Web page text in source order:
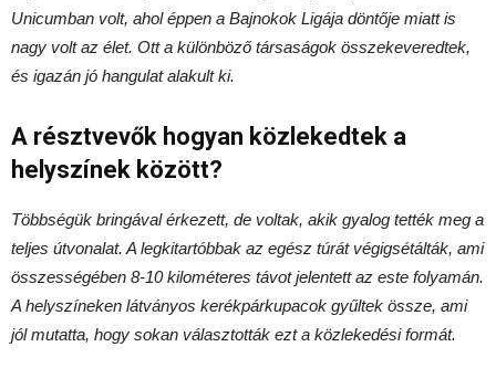
Unicumban volt, ahol éppen a Bajnokok Ligája döntője miatt is
nagy volt az élet. Ott a különböző társaságok összekeveredtek,
és igazán jó hangulat alakult ki.
A résztvevők hogyan közlekedtek a
helyszínek között?
Többségük bringával érkezett, de voltak, akik gyalog tették meg a
teljes útvonalat. A legkitartóbbak az egész túrát végigsétálták, ami
összességében 8-10 kilométeres távot jelentett az este folyamán.
A helyszíneken látványos kerékpárkupacok gyűltek össze, ami
jól mutatta, hogy sokan választották ezt a közlekedési formát.